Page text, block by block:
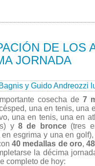
DE LOS
JORNADA
cosecha de 7
una en tenis, una
una en tenis, una en
y8 de bronce(tres
esgrima y una en
40 medallas de oro,
la décima
completo de hoy: